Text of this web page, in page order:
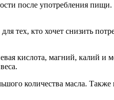
после употребления
тех, кто хочет снизить
кислота, магний, калий и
количества масла. Также